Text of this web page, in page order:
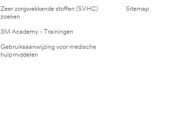
Zeer zorgwekkende stoffen (SVHC)
zoeken
3M Academy - Trainingen
Gebruiksaanwijzing voor medische
hulpmiddelen
Sitemap